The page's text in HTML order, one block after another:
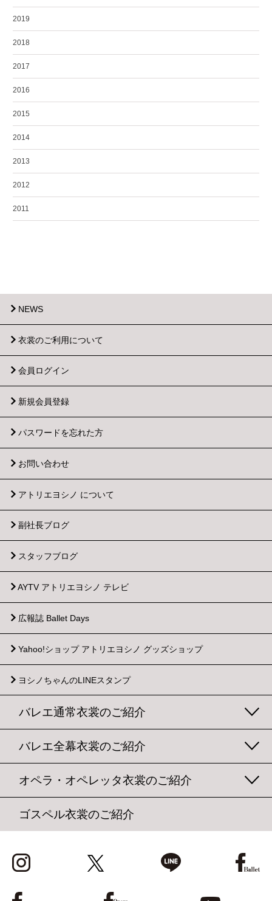
2019
2018
2017
2016
2015
2014
2013
2012
2011
NEWS
衣裳のご利用について
会員ログイン
新規会員登録
パスワードを忘れた方
お問い合わせ
アトリエヨシノ について
副社長ブログ
スタッフブログ
AYTV アトリエヨシノ テレビ
広報誌 Ballet Days
Yahoo!ショップ アトリエヨシノ グッズショップ
ヨシノちゃんのLINEスタンプ
バレエ通常衣裳のご紹介
バレエ全幕衣裳のご紹介
オペラ・オペレッタ衣裳のご紹介
ゴスペル衣裳のご紹介